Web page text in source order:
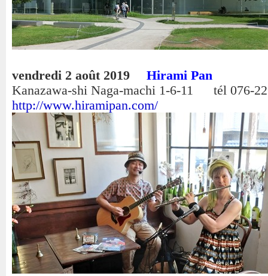
vendredi 2 août 2019
Hirami Pan
Kanazawa-shi Naga-machi 1-6-11 tél 076-
http://www.hiramipan.com/